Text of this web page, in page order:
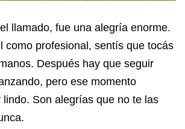
llamado, fue una alegría enorme.
como profesional, sentís que tocás
Después hay que seguir
pero ese momento
lindo. Son alegrías que no te las